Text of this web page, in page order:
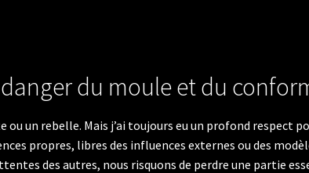
du moule et du
ou un rebelle. Mais j’ai toujours eu un profond respect
propres, libres des influences externes ou des
des autres, nous risquons de perdre une partie